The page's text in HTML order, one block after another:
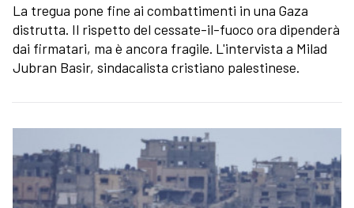
La tregua pone fine ai combattimenti in una Gaza
distrutta. Il rispetto del cessate-il-fuoco ora dipenderà
dai firmatari, ma è ancora fragile. L'intervista a Milad
Jubran Basir, sindacalista cristiano palestinese.